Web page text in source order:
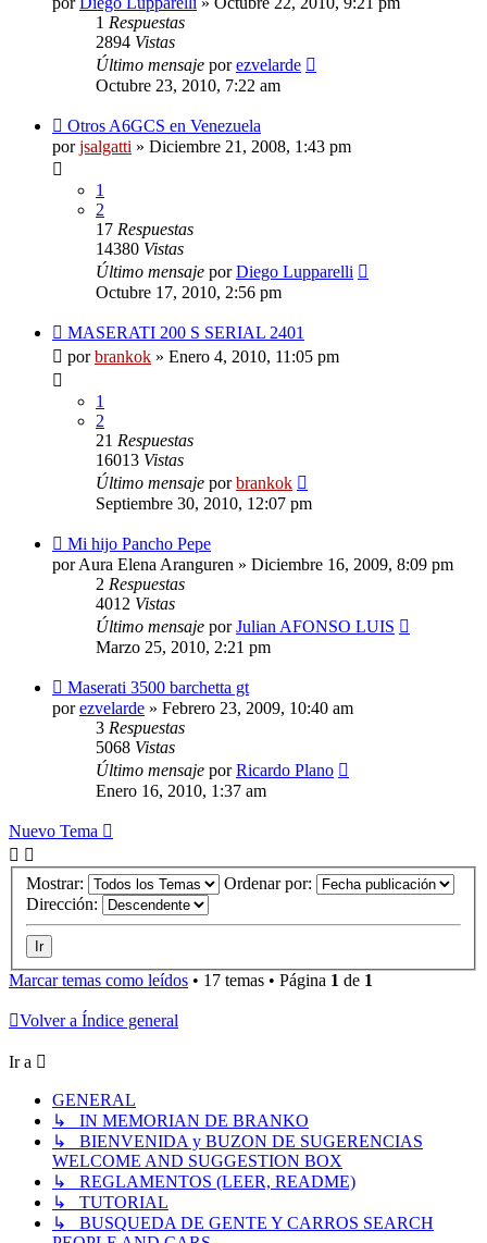
1 Respuestas
2894 Vistas
Último mensaje porezvelarde
Octubre 23, 2010, 7:22 am
Otros A6GCS en Venezuela
porjsalgatti » Diciembre 21, 2008, 1:43 pm
1
2
17 Respuestas
14380 Vistas
Último mensaje porDiego Lupparelli
Octubre 17, 2010, 2:56 pm
MASERATI 200 S SERIAL 2401
porbrankok » Enero 4, 2010, 11:05 pm
1
2
21 Respuestas
16013 Vistas
Último mensaje porbrankok
Septiembre 30, 2010, 12:07 pm
Mi hijo Pancho Pepe
porAura Elena Aranguren » Diciembre 16, 2009, 8:09 pm
2 Respuestas
4012 Vistas
Último mensaje porJulian AFONSO LUIS
Marzo 25, 2010, 2:21 pm
Maserati 3500 barchetta gt
porezvelarde » Febrero 23, 2009, 10:40 am
3 Respuestas
5068 Vistas
Último mensaje porRicardo Plano
Enero 16, 2010, 1:37 am
Nuevo Tema
Mostrar:
Ordenar por:
Dirección:
Marcar temas como leídos • 17 temas • Página 1 de 1
Volver a Índice general
Ir a
GENERAL
↳ IN MEMORIAN DE BRANKO
↳ BIENVENIDA y BUZON DE SUGERENCIAS
WELCOME AND SUGGESTION BOX
↳ REGLAMENTOS (LEER, README)
↳ TUTORIAL
↳ BUSQUEDA DE GENTE Y CARROS SEARCH